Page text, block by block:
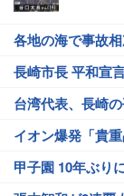
各地の海で事故
長崎市長 平和宣
台湾代表、長崎
イオン爆発「貴
甲子園 10年ぶり